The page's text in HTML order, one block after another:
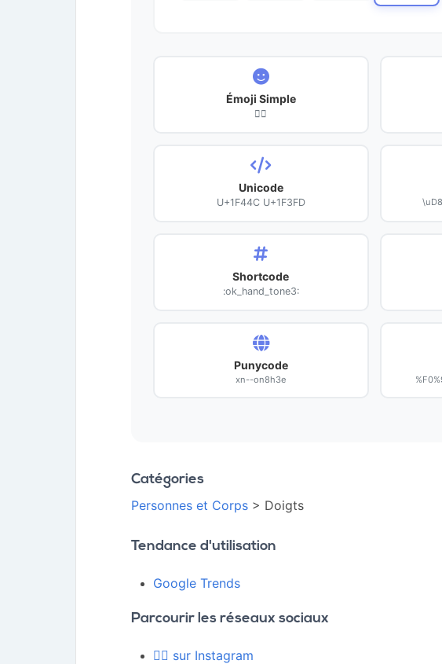
Émoji Simple
👌🏽
Unicode
U+1F44C U+1F3FD
Shortcode
:ok_hand_tone3:
Punycode
xn--on8h3e
Catégories
Personnes et Corps > Doigts
Tendance d'utilisation
Google Trends
Parcourir les réseaux sociaux
👌🏽 sur Instagram